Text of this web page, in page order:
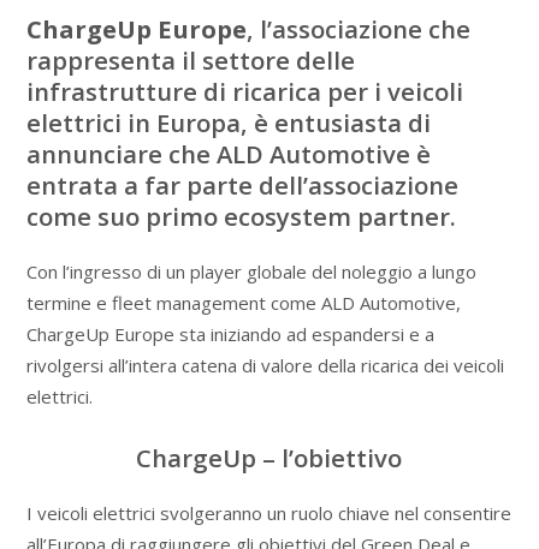
ChargeUp Europe, l’associazione che
rappresenta il settore delle
infrastrutture di ricarica per i veicoli
elettrici in Europa, è entusiasta di
annunciare che ALD Automotive è
entrata a far parte dell’associazione
come suo primo ecosystem partner.
Con l’ingresso di un player globale del noleggio a lungo
termine e fleet management come ALD Automotive,
ChargeUp Europe sta iniziando ad espandersi e a
rivolgersi all’intera catena di valore della ricarica dei veicoli
elettrici.
ChargeUp – l’obiettivo
I veicoli elettrici svolgeranno un ruolo chiave nel consentire
all’Europa di raggiungere gli obiettivi del Green Deal e